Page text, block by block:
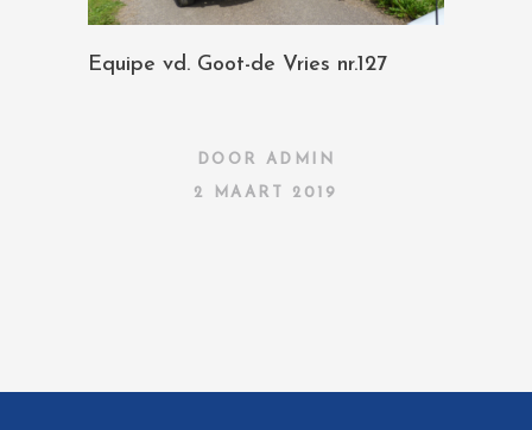
Equipe vd. Goot-de Vries nr.127
DOOR ADMIN
2 MAART 2019